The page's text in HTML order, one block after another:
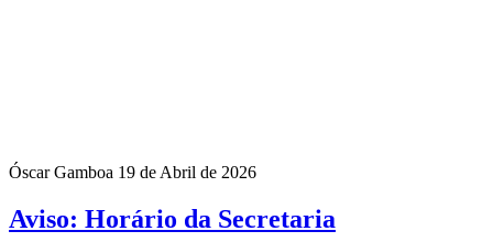
Óscar Gamboa 19 de Abril de 2026
Aviso: Horário da Secretaria